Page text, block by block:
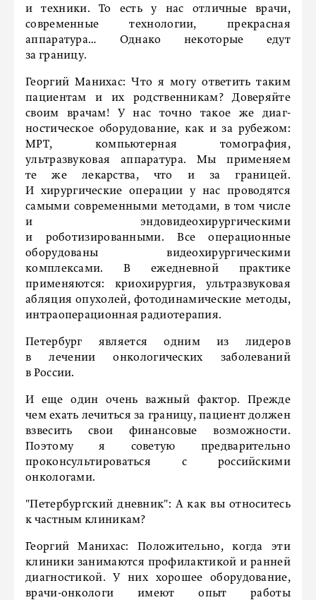
и техники. То есть у нас отличные врачи,
современные технологии, прекрасная
аппаратура… Однако некоторые едут
за границу.
Георгий Манихас: Что я могу ответить таким
пациентам и их родственникам? Доверяйте
своим врачам! У нас точно такое же диаг­
ностическое оборудование, как и за рубежом:
МРТ, компьютерная томография,
ультразвуковая аппаратура. Мы применяем
те же лекарства, что и за границей.
И хирургические операции у нас проводятся
самыми современными методами, в том числе
и эндовидеохирургическими
и роботизированными. Все операционные
оборудованы видеохирургическими
комплексами. В ежедневной практике
применяются: крио­хирургия, ультразвуковая
абляция опухолей, фотодинамические методы,
интраоперационная радиотерапия.
Петербург является одним из лидеров
в лечении онкологических заболеваний
в России.
И еще один очень важный фактор. Прежде
чем ехать лечиться за границу, пациент должен
взвесить свои финансовые возможности.
Поэтому я советую предварительно
проконсультироваться с российскими
онкологами.
"Петербургский дневник": А как вы относитесь
к частным клиникам?
Георгий Манихас:
Положительно, когда эти
клиники занимаются профилактикой и ранней
диагностикой. У них хорошее оборудование,
врачи-онкологи имеют опыт работы